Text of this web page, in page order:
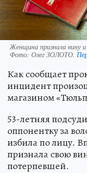
Женщина признала вину и
Фото: Олег ЗОЛОТО.
Как сообщает
инцидент
магазином
53-летняя
оппонентку за
избила по лицу.
признала свою
потерпевшей.